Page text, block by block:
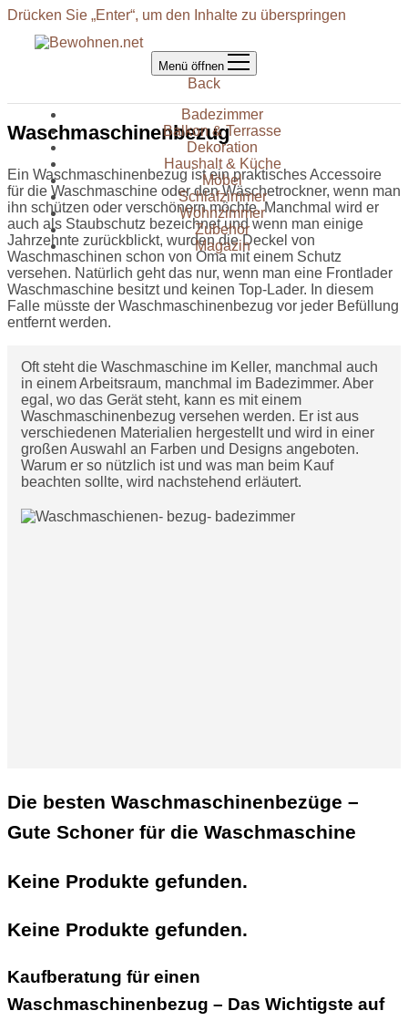
Drücken Sie „Enter“, um den Inhalte zu überspringen
Menü öffnen
Back
Badezimmer
Balkon & Terrasse
Dekoration
Haushalt & Küche
Möbel
Schlafzimmer
Wohnzimmer
Zubehör
Magazin
Waschmaschinenbezug
Ein Waschmaschinenbezug ist ein praktisches Accessoire
für die Waschmaschine oder den Wäschetrockner, wenn man
ihn schützen oder verschönern möchte. Manchmal wird er
auch als Staubschutz bezeichnet und wenn man einige
Jahrzehnte zurückblickt, wurden die Deckel von
Waschmaschinen schon von Oma mit einem Schutz
versehen. Natürlich geht das nur, wenn man eine Frontlader
Waschmaschine besitzt und keinen Top-Lader. In diesem
Falle müsste der Waschmaschinenbezug vor jeder Befüllung
entfernt werden.
Oft steht die Waschmaschine im Keller, manchmal auch
in einem Arbeitsraum, manchmal im Badezimmer. Aber
egal, wo das Gerät steht, kann es mit einem
Waschmaschinenbezug versehen werden. Er ist aus
verschiedenen Materialien hergestellt und wird in einer
großen Auswahl an Farben und Designs angeboten.
Warum er so nützlich ist und was man beim Kauf
beachten sollte, wird nachstehend erläutert.
Die besten Waschmaschinenbezüge –
Gute Schoner für die Waschmaschine
Keine Produkte gefunden.
Keine Produkte gefunden.
Kaufberatung für einen
Waschmaschinenbezug – Das Wichtigste auf